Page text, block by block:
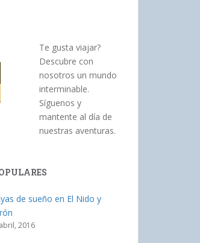
Te gusta viajar?
Descubre con
nosotros un mundo
interminable.
Síguenos y
mantente al día de
nuestras aventuras.
de sueño en El Nido y
2016